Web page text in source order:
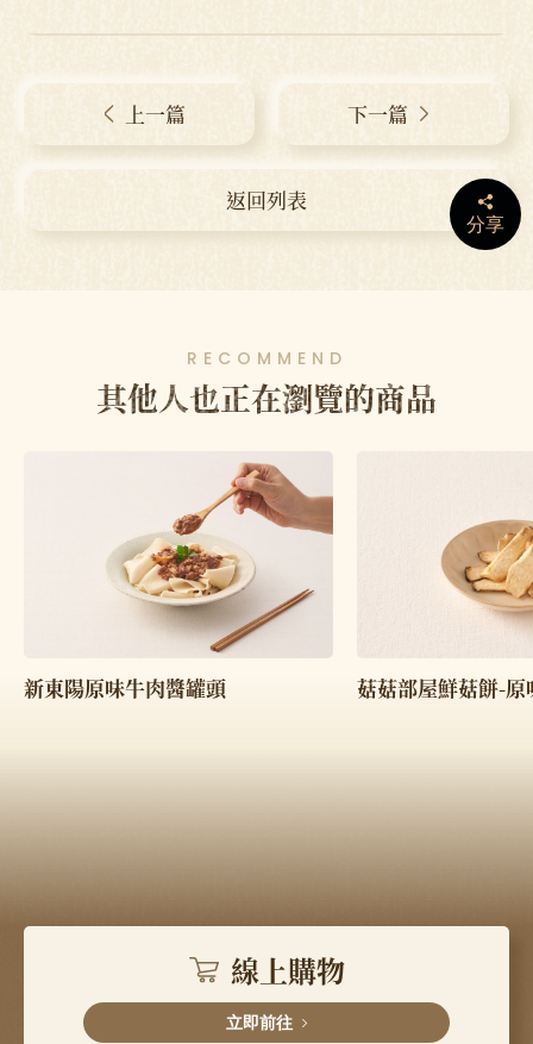
分享
上一篇
返回列表
下一篇
RECOMMEND
其他人也正在瀏覽的商品
新東陽原味牛肉醬罐頭 菇菇部屋鮮菇餅-原
線上購物
立即前往